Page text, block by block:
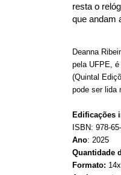
resta o
que andam
Deanna
pela UFPE, é
(Quintal
pode ser lida
Edificações
ISBN: 978-
Ano: 2025
Quantidade
Formato: